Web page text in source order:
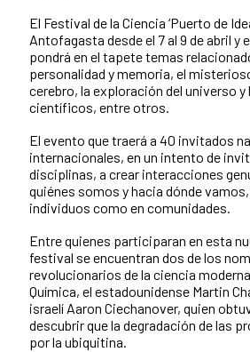
El Festival de la Ciencia ‘Puerto de
Antofagasta desde el 7 al 9 de abril y
pondrá en el tapete temas
personalidad y memoria, el
cerebro, la exploración del universo
científicos, entre otros.
El evento que traerá a 40 invitados
internacionales, en un intento de
disciplinas, a crear interacciones
quiénes somos y hacia dónde
individuos como en comunidades.
Entre quienes participaran en esta
festival se encuentran dos de los
revolucionarios de la ciencia
Química, el estadounidense Martin
israelí Aaron Ciechanover, quien
descubrir que la degradación de las
por la ubiquitina.